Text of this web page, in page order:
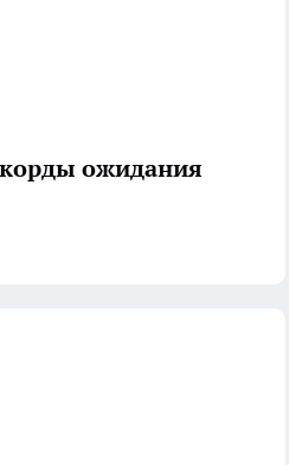
ожидания